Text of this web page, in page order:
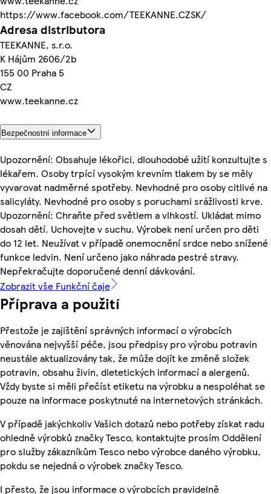
https://www.facebook.com/TEEKANNE.CZSK/
Adresa distributora
TEEKANNE, s.r.o.
K Hájům 2606/2b
155 00 Praha 5
CZ
www.teekanne.cz
Bezpečnostní informace
Upozornění: Obsahuje lékořici, dlouhodobé užití konzultujte s
lékařem. Osoby trpící vysokým krevním tlakem by se měly
vyvarovat nadměrné spotřeby. Nevhodné pro osoby citlivé na
salicyláty. Nevhodné pro osoby s poruchami srážlivosti krve.
Upozornění: Chraňte před světlem a vlhkostí. Ukládat mimo
dosah dětí. Uchovejte v suchu. Výrobek není určen pro děti
do 12 let. Neužívat v případě onemocnění srdce nebo snížené
funkce ledvin. Není určeno jako náhrada pestré stravy.
Nepřekračujte doporučené denní dávkování.
Zobrazit vše Funkční čaje
Příprava a použití
Přestože je zajištění správných informací o výrobcích
věnována nejvyšší péče, jsou předpisy pro výrobu potravin
neustále aktualizovány tak, že může dojít ke změně složek
potravin, obsahu živin, dietetických informací a alergenů.
Vždy byste si měli přečíst etiketu na výrobku a nespoléhat se
pouze na informace poskytnuté na internetových stránkách.
V případě jakýchkoliv Vašich dotazů nebo potřeby získat radu
ohledně výrobků značky Tesco, kontaktujte prosím Oddělení
pro služby zákazníkům Tesco nebo výrobce daného výrobku,
pokdu se nejedná o výrobek značky Tesco.
I přesto, že jsou informace o výrobcích pravidelně